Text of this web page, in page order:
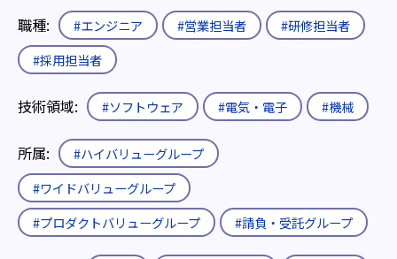
職種: #エンジニア #営業担当者
#研修担当者
#採用担当者
技術領域: #ソフトウェア #電気・電子 #機械
所属:
#ハイバリューグループ
#ワイドバリューグループ
#プロダクトバリューグループ
#請負・受託グループ